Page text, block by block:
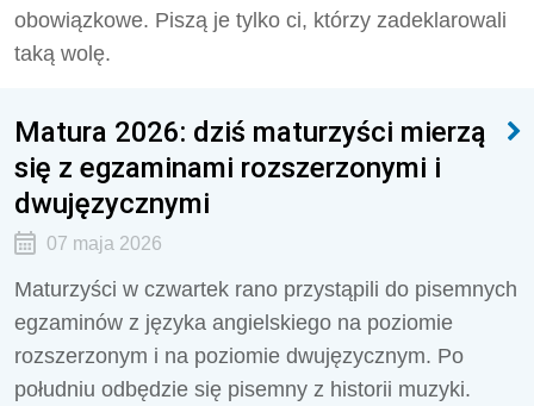
obowiązkowe. Piszą je tylko ci, którzy zadeklarowali
taką wolę.
Matura 2026: dziś maturzyści mierzą
się z egzaminami rozszerzonymi i
dwujęzycznymi
07 maja 2026
Maturzyści w czwartek rano przystąpili do pisemnych
egzaminów z języka angielskiego na poziomie
rozszerzonym i na poziomie dwujęzycznym. Po
południu odbędzie się pisemny z historii muzyki.